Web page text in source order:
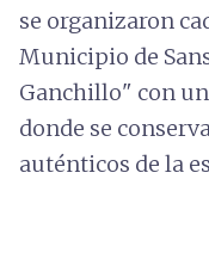
se organizaron
Municipio de
Ganchillo" con
donde se
auténticos de la